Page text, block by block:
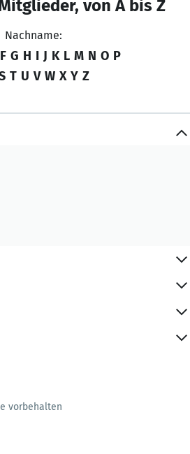
von A bis Z
Nachname:
F G H I J K L M N O P
T U V W X Y Z
vorbehalten